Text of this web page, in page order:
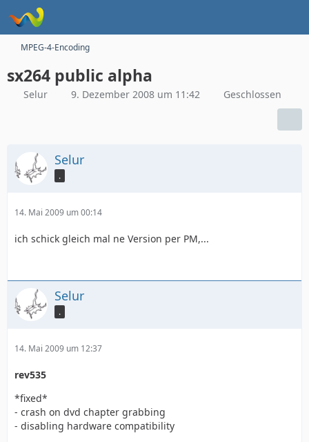
MPEG-4-Encoding
sx264 public alpha
Selur 9. Dezember 2008 um 11:42 Geschlossen
Selur
.
14. Mai 2009 um 00:14
ich schick gleich mal ne Version per PM,...
Selur
.
14. Mai 2009 um 12:37
rev535
*fixed*
- crash on dvd chapter grabbing
- disabling hardware compatibility